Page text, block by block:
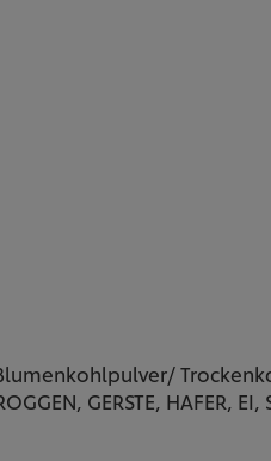
GERSTE, HAFER, EI,